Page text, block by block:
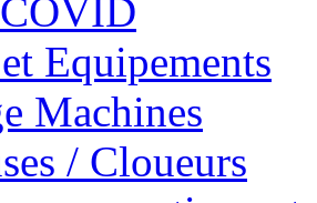
Equipements
Machines
/ Cloueurs